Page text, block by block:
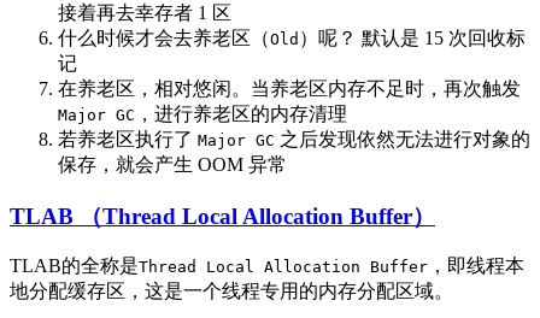
接着再去幸存者 1 区
什么时候才会去养老区（Old ）呢？ 默认是 15 次回收标
记
在养老区，相对悠闲。当养老区内存不足时，再次触发
Major GC ，进行养老区的内存清理
若养老区执行了 Major GC 之后发现依然无法进行对象的
保存，就会产生 OOM 异常
TLAB （Thread Local Allocation Buffer）
TLAB的全称是Thread Local Allocation Buffer ，即线程本
地分配缓存区，这是一个线程专用的内存分配区域。